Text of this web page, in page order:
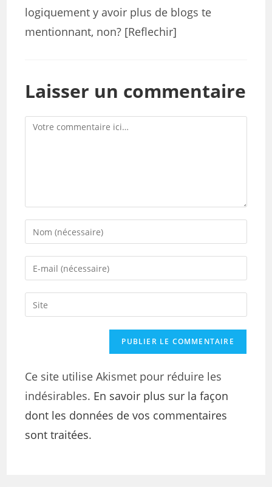
logiquement y avoir plus de blogs te
mentionnant, non? [Reflechir]
Laisser un commentaire
Ce site utilise Akismet pour réduire les
indésirables. En savoir plus sur la façon
dont les données de vos commentaires
sont traitées.